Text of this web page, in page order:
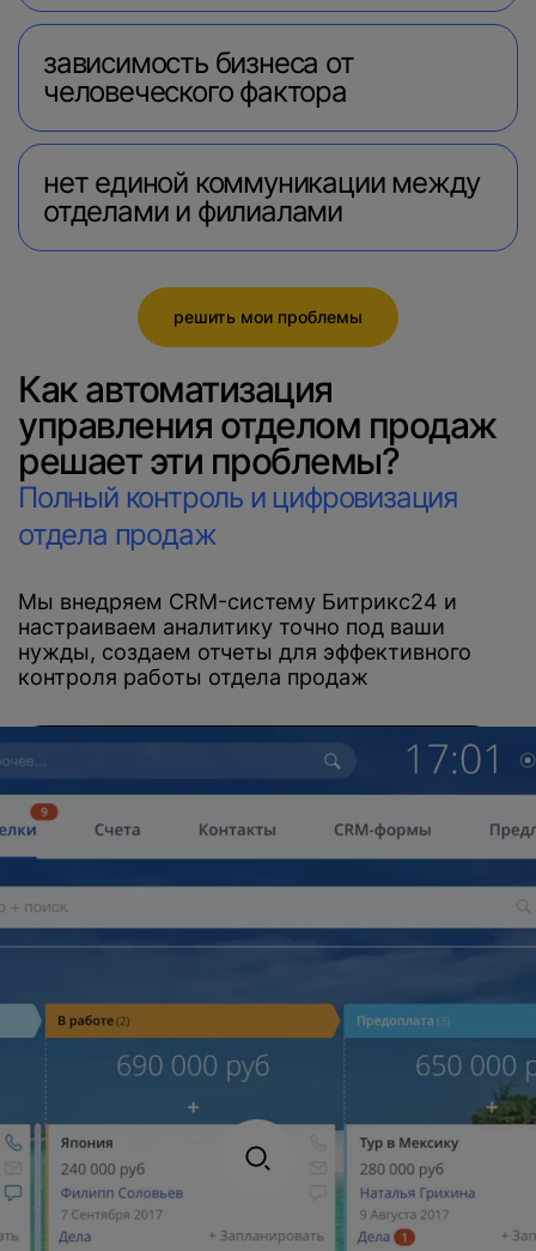
зависимость бизнеса от
человеческого фактора
нет единой коммуникации между
отделами и филиалами
решить мои проблемы
Как автоматизация
управления отделом продаж
решает эти проблемы?
Полный контроль и цифровизация
отдела продаж
Мы внедряем CRM-систему Битрикс24 и
настраиваем аналитику точно под ваши
нужды, создаем отчеты для эффективного
контроля работы отдела продаж